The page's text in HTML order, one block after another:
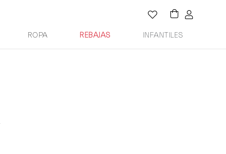
ROPA REBAJAS INFANTILES